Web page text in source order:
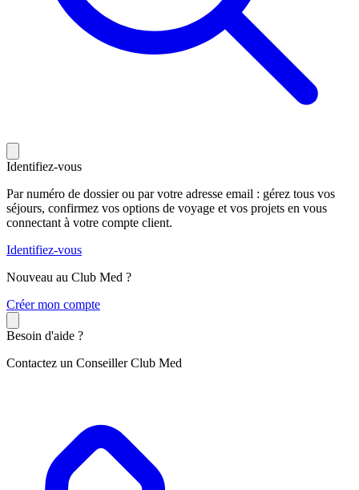
Identifiez-vous
Par numéro de dossier ou par votre adresse email : gérez tous vos
séjours, confirmez vos options de voyage et vos projets en vous
connectant à votre compte client.
Identifiez-vous
Nouveau au Club Med ?
Créer mon compte
Besoin d'aide ?
Contactez un Conseiller Club Med